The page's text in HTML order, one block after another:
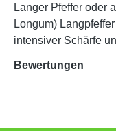
Langer Pfeffer oder
Longum)
intensiver Schärfe
Bewertungen